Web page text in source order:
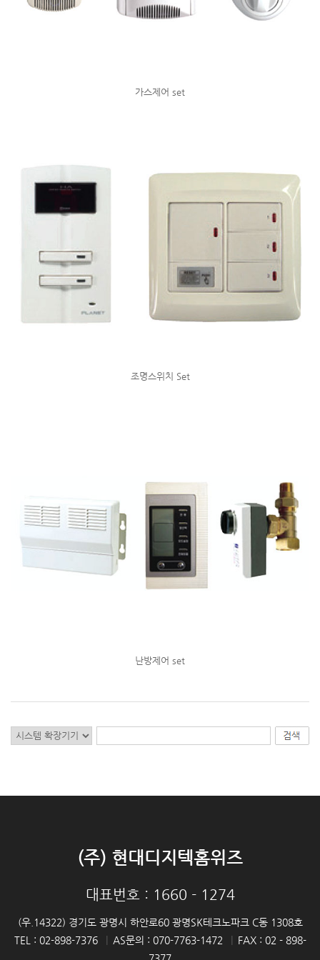
가스제어 set
조명스위치 Set
난방제어 set
(주) 현대디지텍홈위즈
대표번호 : 1660 - 1274
(우.14322) 경기도 광명시 하안로60 광명SK테크노파크 C동 1308호
TEL : 02-898-7376
AS문의 : 070-7763-1472
FAX : 02 - 898-